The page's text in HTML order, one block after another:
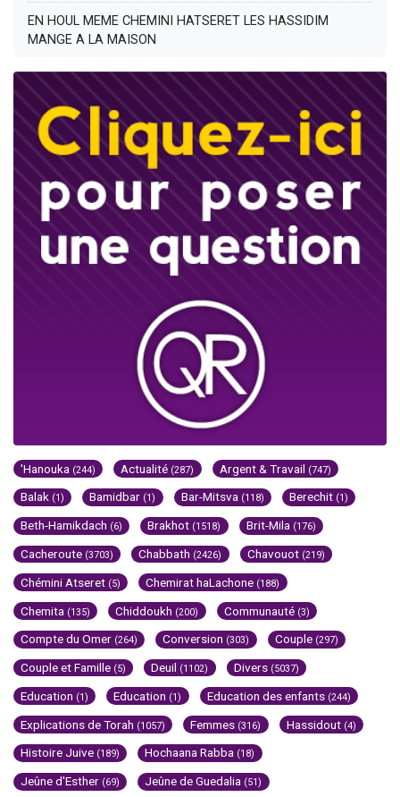
EN HOUL MEME CHEMINI HATSERET LES HASSIDIM
MANGE A LA MAISON
'Hanouka (244) Actualité (287) Argent & Travail (747)
Balak (1) Bamidbar (1) Bar-Mitsva (118) Berechit (1)
Beth-Hamikdach (6) Brakhot (1518) Brit-Mila (176)
Cacheroute (3703) Chabbath (2426) Chavouot (219)
Chémini Atseret (5) Chemirat haLachone (188)
Chemita (135) Chiddoukh (200) Communauté (3)
Compte du Omer (264) Conversion (303) Couple (297)
Couple et Famille (5) Deuil (1102) Divers (5037)
Education (1) Education (1) Education des enfants (244)
Explications de Torah (1057) Femmes (316) Hassidout (4)
Histoire Juive (189) Hochaana Rabba (18)
Jeûne d'Esther (69) Jeûne de Guedalia (51)